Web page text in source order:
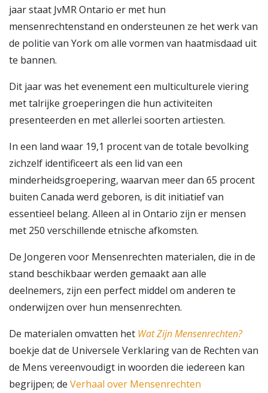
jaar staat JvMR Ontario er met hun
mensenrechtenstand en ondersteunen ze het werk van
de politie van York om alle vormen van haatmisdaad uit
te bannen.
Dit jaar was het evenement een multiculturele viering
met talrijke groeperingen die hun activiteiten
presenteerden en met allerlei soorten artiesten.
In een land waar 19,1 procent van de totale bevolking
zichzelf identificeert als een lid van een
minderheidsgroepering, waarvan meer dan 65 procent
buiten Canada werd geboren, is dit initiatief van
essentieel belang. Alleen al in Ontario zijn er mensen
met 250 verschillende etnische afkomsten.
De Jongeren voor Mensenrechten materialen, die in de
stand beschikbaar werden gemaakt aan alle
deelnemers, zijn een perfect middel om anderen te
onderwijzen over hun mensenrechten.
De materialen omvatten het Wat Zijn Mensenrechten?
boekje dat de Universele Verklaring van de Rechten van
de Mens vereenvoudigt in woorden die iedereen kan
begrijpen; de Verhaal over Mensenrechten